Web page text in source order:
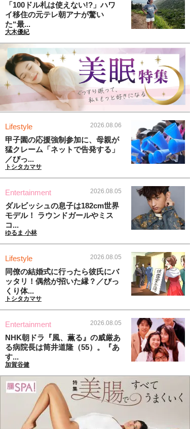
「100ドル札は使えない!?」ハワ
イ移住の元テレ朝アナが驚い
た“最...
大木優紀
Lifestyle 2026.08.06
甲子園の応援強制参加に、母親が
猛クレーム「ネットで告発する」
／びっ...
トシタカマサ
Entertainment 2026.08.05
ダルビッシュの息子は182cm世界
モデル！ ラウンドガールやミス
コ...
ゆるま 小林
Lifestyle 2026.08.05
同僚の結婚式に行ったら彼氏にバ
ッタリ！偶然が招いた縁？／びっ
くり体...
トシタカマサ
Entertainment 2026.08.05
NHK朝ドラ『風、薫る』の威厳あ
る病院長は筒井道隆（55）。『あ
す...
加賀谷健